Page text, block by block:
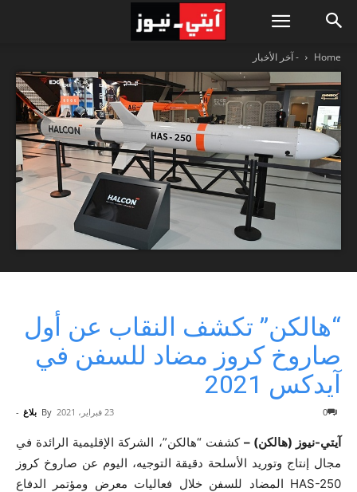
Home - آخر الأخبار
“هالكن” تكشف النقاب عن أول
صاروخ كروز مضاد للسفن في
آيدكس 2021
By بلاغ - 23 فبراير، 2021 0
آيتي-نيوز (هالكن) – كشفت “هالكن”، الشركة الإقليمية الرائدة في
مجال إنتاج وتوريد الأسلحة دقيقة التوجيه، اليوم عن صاروخ كروز
HAS-250 المضاد للسفن خلال فعاليات معرض ومؤتمر الدفاع